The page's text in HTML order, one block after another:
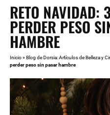
RETO NAVIDAD:
PERDER PESO
HAMBRE
Inicio»Blog de Dorsia: Artículos de Belleza y
perder peso sin pasar hambre